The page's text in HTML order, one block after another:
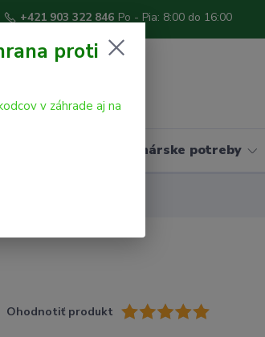
+421 903 322 846 Po - Pia: 8:00 do 16:00
Vinárske potreby
Ohodnotiť produkt
proti
v záhrade aj na